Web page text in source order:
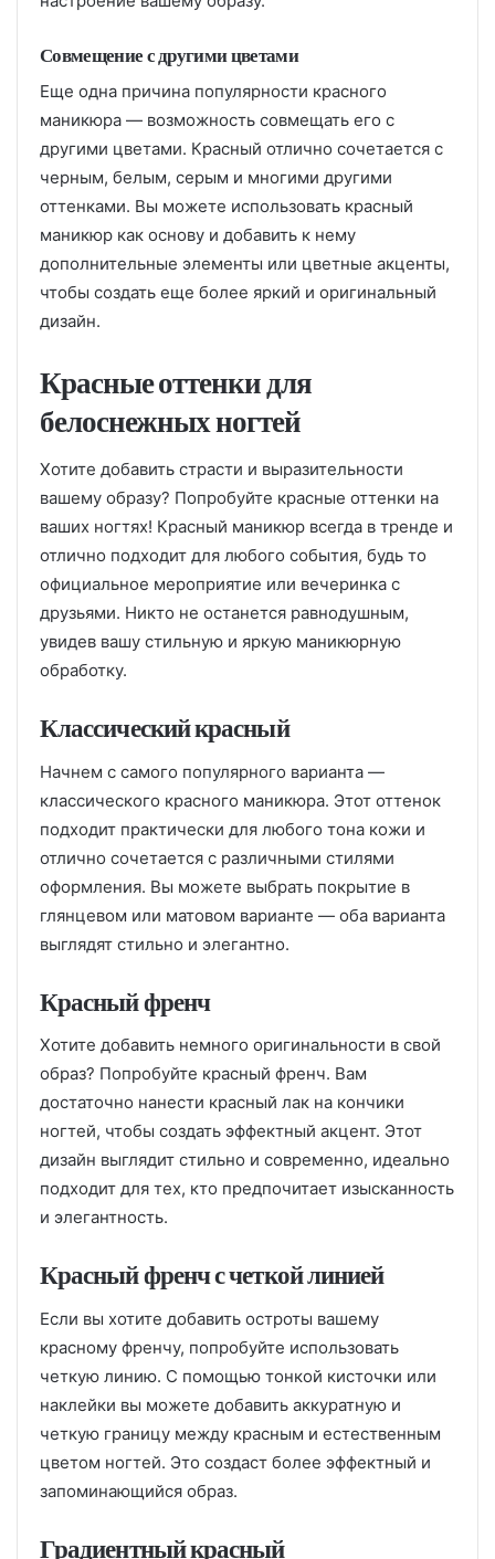
Совмещение с другими цветами
Еще одна причина популярности красного
маникюра — возможность совмещать его с
другими цветами. Красный отлично сочетается с
черным, белым, серым и многими другими
оттенками. Вы можете использовать красный
маникюр как основу и добавить к нему
дополнительные элементы или цветные акценты,
чтобы создать еще более яркий и оригинальный
дизайн.
Красные оттенки для
белоснежных ногтей
Хотите добавить страсти и выразительности
вашему образу? Попробуйте красные оттенки на
ваших ногтях! Красный маникюр всегда в тренде и
отлично подходит для любого события, будь то
официальное мероприятие или вечеринка с
друзьями. Никто не останется равнодушным,
увидев вашу стильную и яркую маникюрную
обработку.
Классический красный
Начнем с самого популярного варианта —
классического красного маникюра. Этот оттенок
подходит практически для любого тона кожи и
отлично сочетается с различными стилями
оформления. Вы можете выбрать покрытие в
глянцевом или матовом варианте — оба варианта
выглядят стильно и элегантно.
Красный френч
Хотите добавить немного оригинальности в свой
образ? Попробуйте красный френч. Вам
достаточно нанести красный лак на кончики
ногтей, чтобы создать эффектный акцент. Этот
дизайн выглядит стильно и современно, идеально
подходит для тех, кто предпочитает изысканность
и элегантность.
Красный френч с четкой линией
Если вы хотите добавить остроты вашему
красному френчу, попробуйте использовать
четкую линию. С помощью тонкой кисточки или
наклейки вы можете добавить аккуратную и
четкую границу между красным и естественным
цветом ногтей. Это создаст более эффектный и
запоминающийся образ.
Градиентный красный